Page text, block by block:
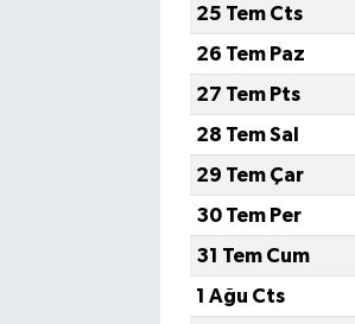
25 Tem Cts
26 Tem Paz
27 Tem Pts
28 Tem Sal
29 Tem Çar
30 Tem Per
31 Tem Cum
1 Ağu Cts
Bilim, Teknoloji